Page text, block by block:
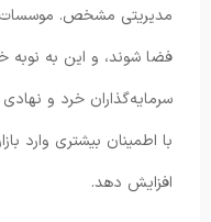
مدیریتی مشخص. موسسات
فضا شوند، و این به نوبه
سرمایه‌گذاران خرد و
با اطمینان بیشتری وارد
افزایش دهد.